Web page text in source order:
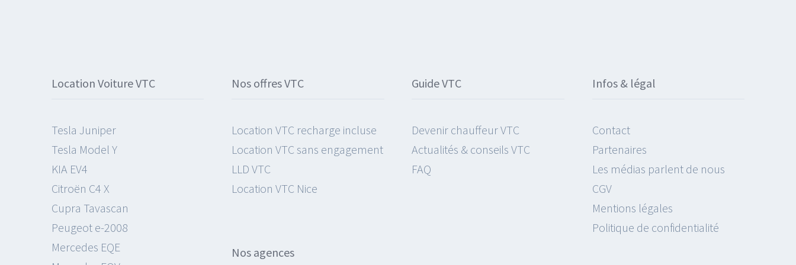
Location Voiture VTC
Tesla Juniper
Tesla Model Y
KIA EV4
Citroën C4 X
Cupra Tavascan
Peugeot e-2008
Mercedes EQE
Nos offres VTC
Location VTC recharge incluse
Location VTC sans engagement
LLD VTC
Location VTC Nice
Nos agences
Guide VTC
Devenir chauffeur VTC
Actualités & conseils VTC
FAQ
Infos & légal
Contact
Partenaires
Les médias parlent de nous
CGV
Mentions légales
Politique de confidentialité